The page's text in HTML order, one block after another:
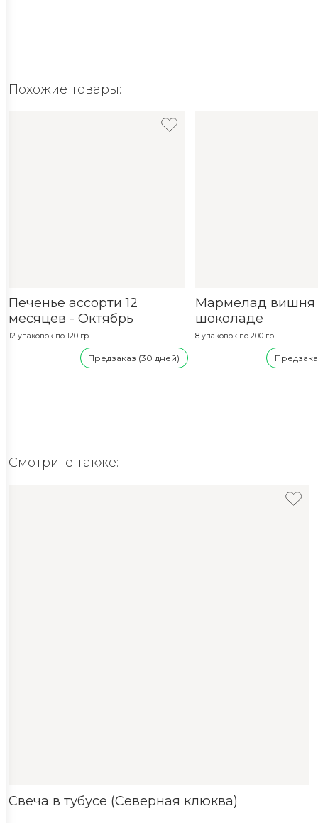
Похожие товары:
Печенье ассорти 12
месяцев - Октябрь
12 упаковок по 120 гр
Предзаказ (30 дней)
Мармелад вишня
шоколаде
8 упаковок по 200 гр
Смотрите также:
Свеча в тубусе (Северная клюква)